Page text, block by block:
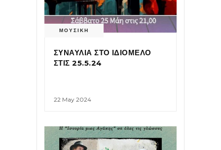
ΜΟΥΣΙΚΗ
ΣΥΝΑΥΛΙΑ ΣΤΟ ΙΔΙΟΜΕΛΟ
ΣΤΙΣ 25.5.24
22 May 2024